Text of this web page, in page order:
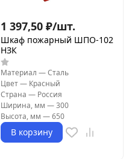
1 397,50 ₽/шт.
Шкаф пожарный ШПО-102
НЗК
Материал —Сталь
Цвет— Красный
Страна — Россия
Ширина, мм —300
Высота, мм —650
В корзину